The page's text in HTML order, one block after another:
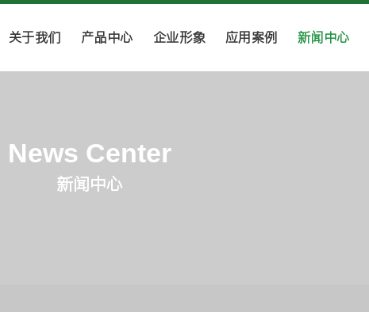
关于我们 产品中心 企业形象 应用案例 新闻中心
News Center
新闻中心